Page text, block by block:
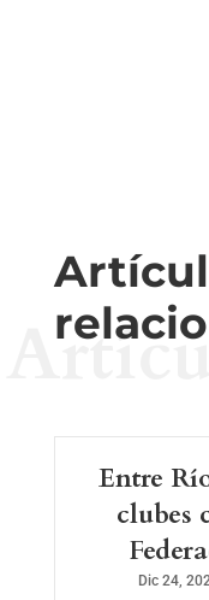
Entre
clubes
Dic 24,